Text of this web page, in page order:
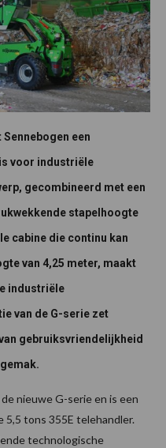
een
voor industriële
gecombineerd met een
stapelhoogte
cabine die continu kan
van 4,25 meter, maakt
industriële
van de G-serie zet
gebruiksvriendelijkheid
nieuwe G-serie en is een
tons 355E telehandler.
technologische